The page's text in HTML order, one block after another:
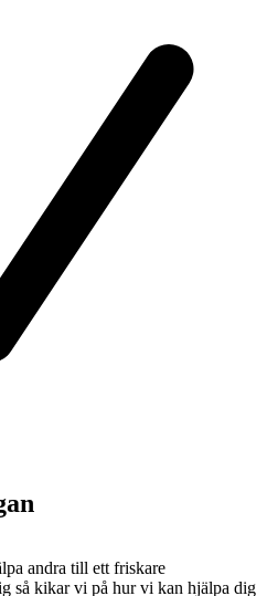
andra till ett friskare
så kikar vi på hur vi kan hjälpa dig